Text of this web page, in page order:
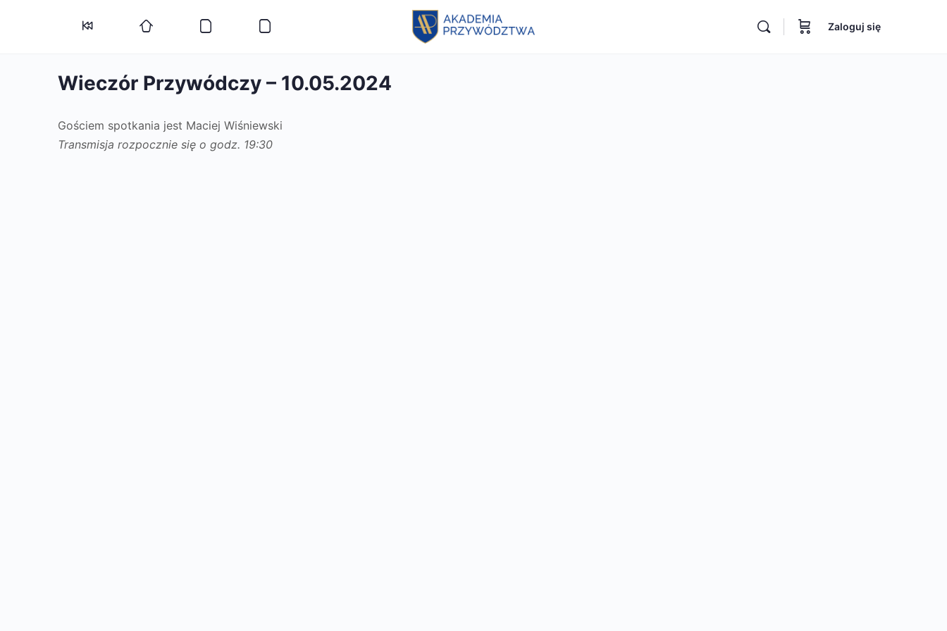
Zaloguj się
Wieczór Przywódczy – 10.05.2024
Gościem spotkania jest Maciej Wiśniewski
Transmisja rozpocznie się o godz. 19:30